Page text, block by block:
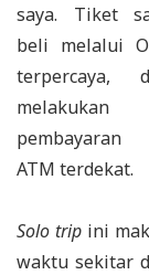
saya. Tiket
beli melalui
terpercaya,
melakukan
ATM terdekat.
Solo trip ini
waktu sekitar